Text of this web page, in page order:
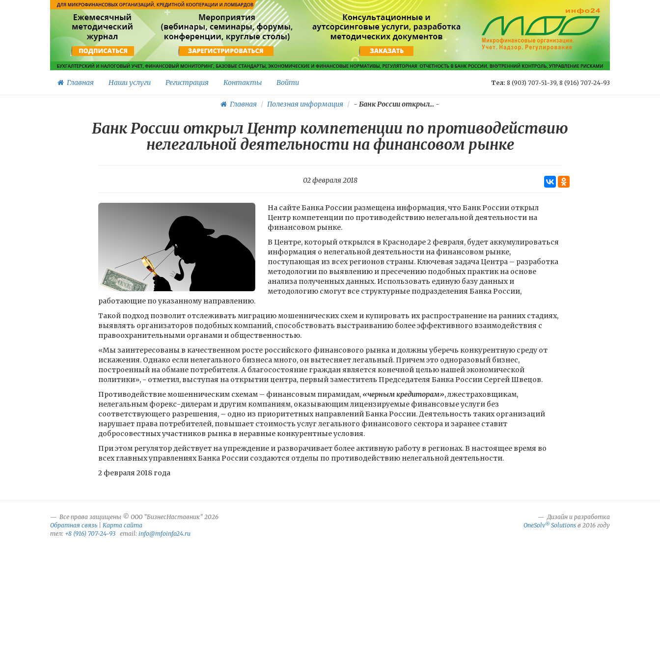
Главная Наши услуги Регистрация Контакты Войти Тел: 8 (903) 707-51-39, 8 (916) 707-24-93
Главная Полезная информация - Банк России открыл... -
Банк России открыл Центр компетенции по противодействию
нелегальной деятельности на финансовом рынке
02 февраля 2018
На сайте Банка России размещена информация, что Банк России открыл
Центр компетенции по противодействию нелегальной деятельности на
финансовом рынке.
В Центре, который открылся в Краснодаре 2 февраля, будет аккумулироваться
информация о нелегальной деятельности на финансовом рынке,
поступающая из всех регионов страны. Ключевая задача Центра – разработка
методологии по выявлению и пресечению подобных практик на основе
анализа полученных данных. Использовать единую базу данных и
методологию смогут все структурные подразделения Банка России,
работающие по указанному направлению.
Такой подход позволит отслеживать миграцию мошеннических схем и купировать их распространение на ранних стадиях,
выявлять организаторов подобных компаний, способствовать выстраиванию более эффективного взаимодействия с
правоохранительными органами и общественностью.
«Мы заинтересованы в качественном росте российского финансового рынка и должны уберечь конкурентную среду от
искажения. Однако если нелегального бизнеса много, он вытесняет легальный. Причем это одноразовый бизнес,
построенный на обмане потребителя. А благосостояние граждан является конечной целью нашей экономической
политики», - отметил, выступая на открытии центра, первый заместитель Председателя Банка России Сергей Швецов.
Противодействие мошенническим схемам – финансовым пирамидам, «черным кредиторам», лжестраховщикам,
нелегальным форекс-дилерам и другим компаниям, оказывающим лицензируемые финансовые услуги без
соответствующего разрешения, – одно из приоритетных направлений Банка России. Деятельность таких организаций
нарушает права потребителей, повышает стоимость услуг легального финансового сектора и заранее ставит
добросовестных участников рынка в неравные конкурентные условия.
При этом регулятор действует на упреждение и разворачивает более активную работу в регионах. В настоящее время во
всех главных управлениях Банка России создаются отделы по противодействию нелегальной деятельности.
2 февраля 2018 года
Все права защищены © ООО "БизнесНаставник" 2026
Обратная связь
Карта сайта
тел: +8 (916) 707-24-93 email: info@mfoinfo24.ru
Дизайн и разработка
OneSolv® Solutions в 2016 году